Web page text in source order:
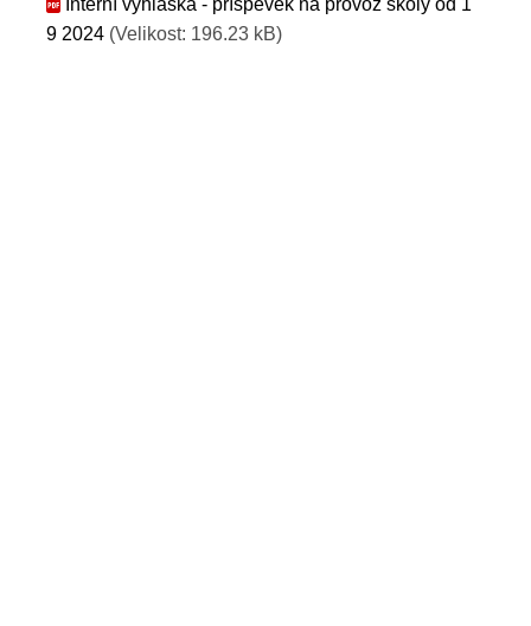
Interní vyhláška - příspěvek na provoz školy od 1
9 2024 (Velikost: 196.23 kB)